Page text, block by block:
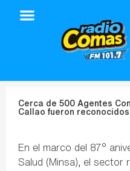
Cerca de 500 Agentes
Callao fueron
En el marco del 87°
Salud (Minsa), el sector